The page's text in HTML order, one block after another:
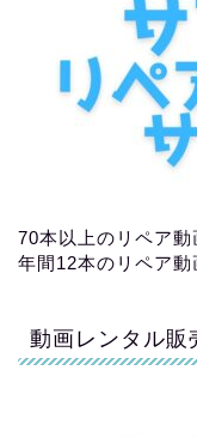
70本以上のリペア動
年間12本のリペア動
動画レンタル販